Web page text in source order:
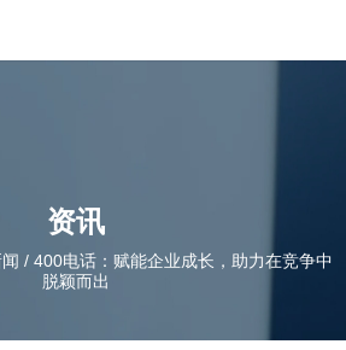
资讯
/ 400电话：赋能企业成长，助力在竞争中
脱颖而出